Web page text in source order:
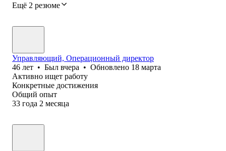
Ещё 2 резюме
Управляющий, Операционный директор
46 лет • Был вчера • Обновлено 18 марта
Активно ищет работу
Конкретные достижения
Общий опыт
33 года 2 месяца